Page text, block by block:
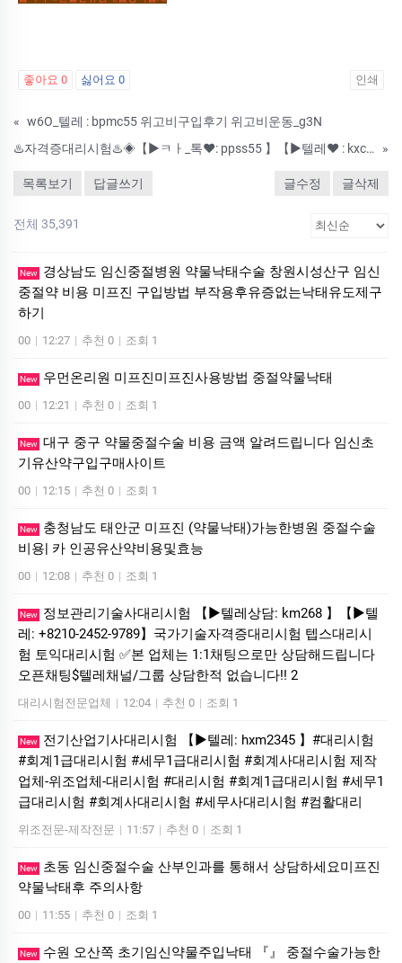
좋아요 0 싫어요 0 인쇄
« w6O_텔레 : bpmc55 위고비구입후기 위고비운동_g3N
♨️자격증대리시험♨️◈【▶ㅋㅏ_톡♥: ppss55 】【▶텔레♥ : kxc24 】◈♨️#재학증명서위조 #재학증명서제작 #가족관계증명서위조 #가족관계증명서제작 ♨️수정업체-제작업체-위조업체-대리시험
»
목록보기 답글쓰기 글수정 글삭제
전체 35,391
New
경상남도 임신중절병원 약물낙태수술 창원시성산구 임신
중절약 비용 미프진 구입방법 부작용후유증없는낙태유도제구
하기
00 | 12:27 | 추천 0 | 조회 1
New 우먼온리원 미프진미프진사용방법 중절약물낙­태
00 | 12:21 | 추천 0 | 조회 1
New 대구 중구 약물중절수술 비용 금액 알려드립니다 임신초
기유산약구입구매사이트
00 | 12:15 | 추천 0 | 조회 1
New
충청남도 태안군 미프진 (약물낙태)가능한병원 중절수술
비용| 카 인공유산약비용및효능
00 | 12:08 | 추천 0 | 조회 1
New
정보관리기술사대리시험 【▶텔레상담: km268 】【▶텔
레: +8210-2452-9789】국가기술자격증대리시험 텝스대리시
험 토익대리시험 ✅본 업체는 1:1채팅으로만 상담해드립니다
오픈채팅$텔레채널/그룹 상담한적 없습니다!! 2
대리시험전문업체 | 12:04 | 추천 0 | 조회 1
New
전기산업기사대리시험 【▶텔레: hxm2345 】#대리시험
#회계1급대리시험 #세무1급대리시험 #회계사대리시험 제작
업체-위조업체-대리시험 #대리시험 #회계1급대리시험 #세무1
급대리시험 #회계사대리시험 #세무사대리시험 #컴활대리
위조전문-제작전문 | 11:57 | 추천 0 | 조회 1
New
초동 임신중절수술 산부인과를 통해서 상담하세요미­프진
약물낙­태후 주의사항
00 | 11:55 | 추천 0 | 조회 1
New
수원 오산쪽 초기임신약물주입낙태 『』 중절수술가능한